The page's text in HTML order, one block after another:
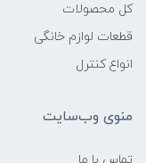
کل محصولات
قطعات لوازم خانگی
انواع کنترل
منوی وب‌سایت